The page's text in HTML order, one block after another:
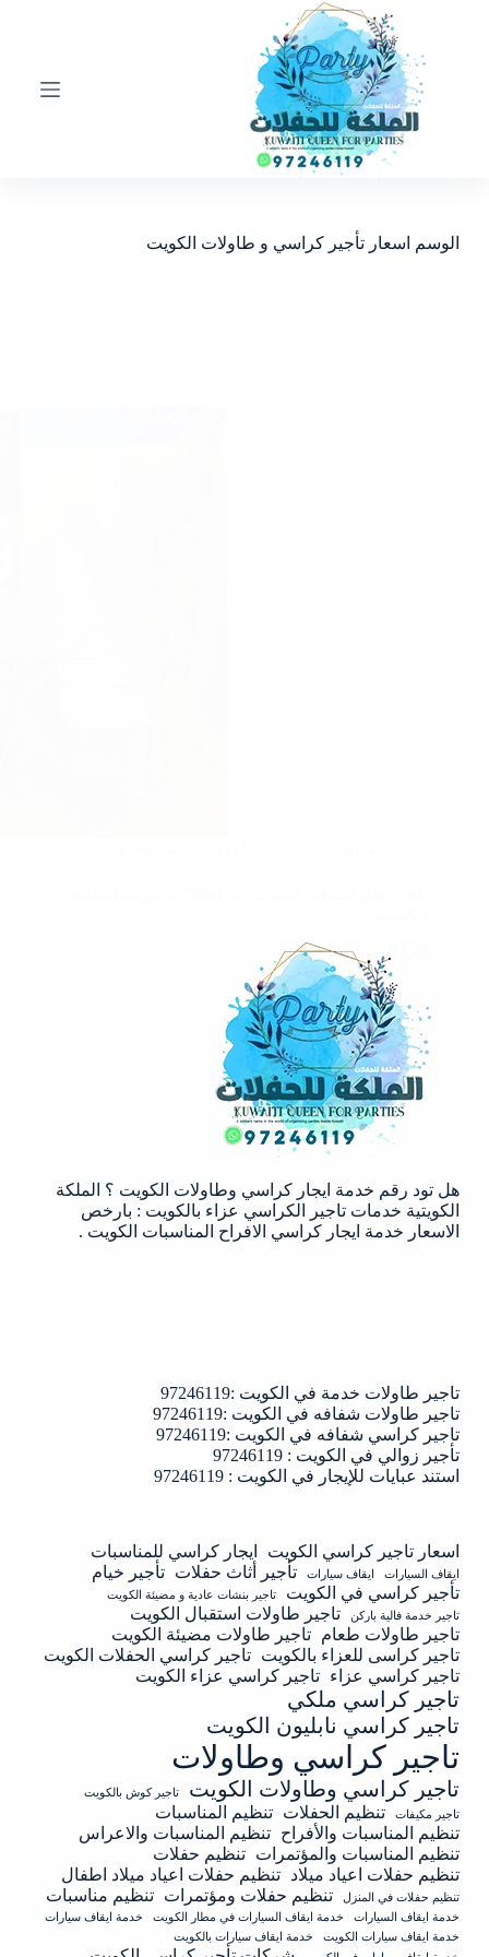
الوسم اسعار تأجير كراسي و طاولات الكويت
طاولات
الكويت
|97246119|
شركة
الملكة
الكويتية
هل تود رقم خدمة ايجار كراسي وطاولات الكويت ؟ الملكة
الكويتية خدمات تاجير الكراسي عزاء بالكويت : بارخص
الاسعار خدمة ايجار كراسي الافراح المناسبات الكويت .
تاجير طاولات خدمة في الكويت :97246119
تاجير طاولات شفافه في الكويت :97246119
تاجير كراسي شفافه في الكويت :97246119
تأجير زوالي في الكويت : 97246119
استند عبايات للإيجار في الكويت : 97246119
اسعار تاجير كراسي الكويت ايجار كراسي للمناسبات
ايقاف السيارات ايقاف سيارات تأجير أثاث حفلات تأجير خيام
تأجير كراسي في الكويت
تاجير بنشات عادية و مضيئة الكويت
تاجير خدمة فالية باركن
تاجير طاولات استقبال الكويت
تاجير طاولات طعام تاجير طاولات مضيئة الكويت
تاجير كراسى للعزاء بالكويت تاجير كراسي الحفلات الكويت
تاجير كراسي عزاء تاجير كراسي عزاء الكويت
تاجير كراسي ملكي
تاجير كراسي نابليون الكويت
تاجير كراسي وطاولات
تاجير كراسي وطاولات الكويت
تاجير كوش بالكويت
تاجير مكيفات
تنظيم الحفلات تنظيم المناسبات
تنظيم المناسبات والأفراح تنظيم المناسبات والاعراس
تنظيم المناسبات والمؤتمرات تنظيم حفلات
تنظيم حفلات اعياد ميلاد تنظيم حفلات اعياد ميلاد اطفال
تنظيم حفلات في المنزل تنظيم حفلات ومؤتمرات تنظيم مناسبات
خدمة ايقاف السيارات خدمة ايقاف السيارات في مطار الكويت
خدمة ايقاف سيارات
خدمة ايقاف سيارات الكويت
خدمة ايقاف سيارات بالكويت